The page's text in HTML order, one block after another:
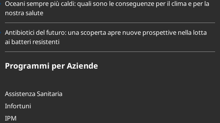
Oceani sempre più caldi: quali sono le conseguenze per il clima e per la
nostra salute
Antibiotici del futuro: una scoperta apre nuove prospettive nella lotta
ai batteri resistenti
Assistenza Sanitaria
Infortuni